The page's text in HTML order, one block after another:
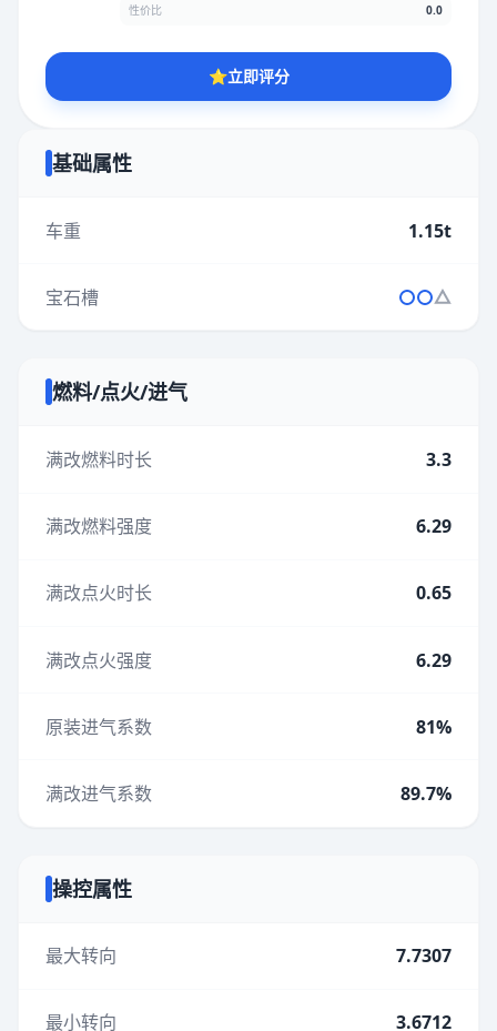
性价比 0.0
⭐立即评分
基础属性
车重 1.15t
宝石槽
燃料/点火/进气
满改燃料时长 3.3
满改燃料强度 6.29
满改点火时长 0.65
满改点火强度 6.29
原装进气系数 81%
满改进气系数 89.7%
操控属性
最大转向 7.7307
最小转向 3.6712
性价比
★★★★★★★★★★